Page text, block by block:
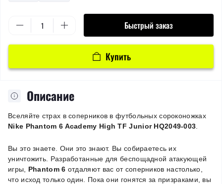
Быстрый заказ
Купить
Описание
Вселяйте страх в соперников в футбольных cороконожках
Nike Phantom 6 Academy High TF Junior HQ2049-003
Вы это знаете. Они это знают. Вы собираетесь их
уничтожить. Разработанные для беспощадной атакующей
игры, Phantom 6 отдаляют вас от соперников настолько,
что исход только один. Пока они гонятся за призраками, вы